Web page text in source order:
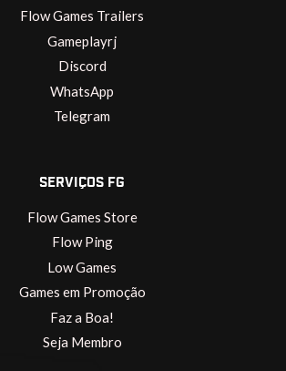
Flow Games Trailers
Gameplayrj
Discord
WhatsApp
Telegram
SERVIÇOS FG
Flow Games Store
Flow Ping
Low Games
Games em Promoção
Faz a Boa!
Seja Membro